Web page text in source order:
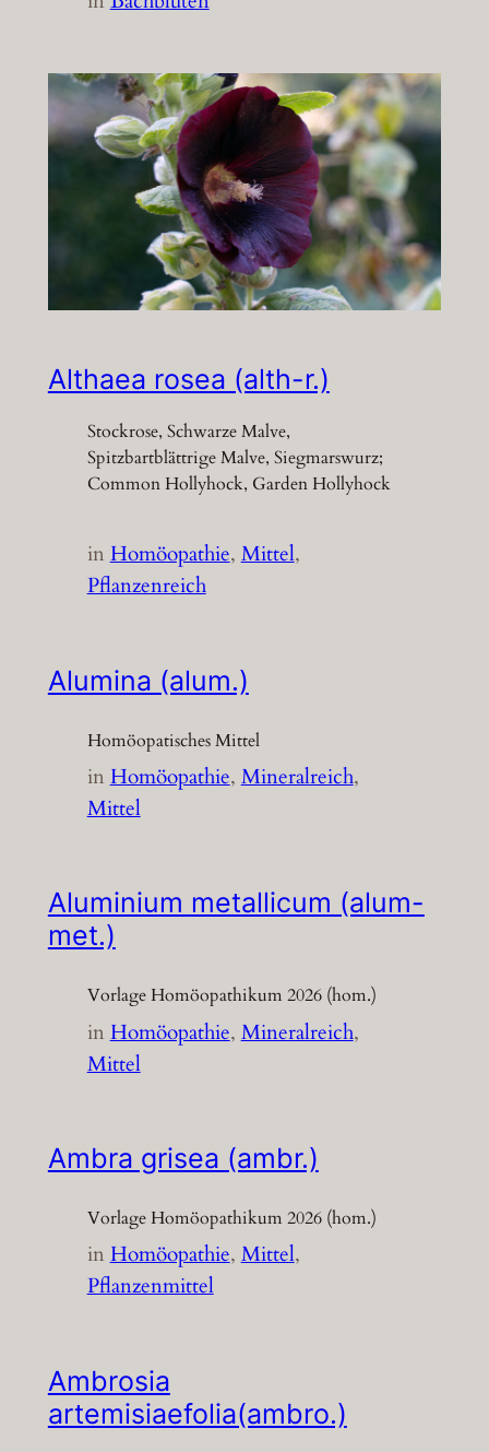
Althaea rosea (alth-r.)
Stockrose, Schwarze Malve,
Spitzbartblättrige Malve, Siegmarswurz;
Common Hollyhock, Garden Hollyhock
inHomöopathie, Mittel
Pflanzenreich
Alumina (alum.)
Homöopatisches Mittel
inHomöopathie, Mineralreich
Mittel
Aluminium metallicum (alum-
met.)
Vorlage Homöopathikum 2026 (hom.)
inHomöopathie, Mineralreich
Mittel
Ambra grisea (ambr.)
Vorlage Homöopathikum 2026 (hom.)
inHomöopathie, Mittel
Pflanzenmittel
Ambrosia
artemisiaefolia(ambro.)